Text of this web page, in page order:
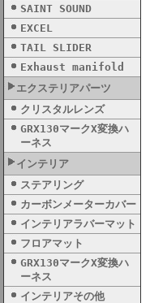
SAINT SOUND
EXCEL
TAIL SLIDER
Exhaust manifold
エクステリアパーツ
クリスタルレンズ
GRX130マークX変換ハ
ーネス
インテリア
ステアリング
カーボンメーターカバー
インテリアラバーマット
フロアマット
GRX130マークX変換ハ
ーネス
インテリアその他